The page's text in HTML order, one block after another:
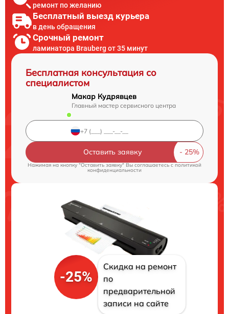
ремонт по желанию
Бесплатный выезд курьера
в день обращения
Срочный ремонт
ламинатора Brauberg от 35 минут
Бесплатная консультация со
специалистом
Макар Кудрявцев
Главный мастер сервисного центра
Оставить заявку
Нажимая на кнопку "Оставить заявку" Вы соглашаетесь c политикой
конфиденциальности
-25%
Скидка на ремонт
по
предварительной
записи на сайте